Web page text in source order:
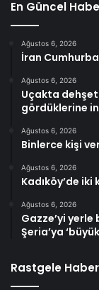
En Güncel
Ağustos 6, 2026
İran
Ağustos 6, 2026
Uçakta dehşet
gördüklerine
Ağustos 6, 2026
Binlerce kişi
Ağustos 6, 2026
Kadıköy’de
Ağustos 6, 2026
Gazze’yi yerle
Şeria’ya
Rastgele